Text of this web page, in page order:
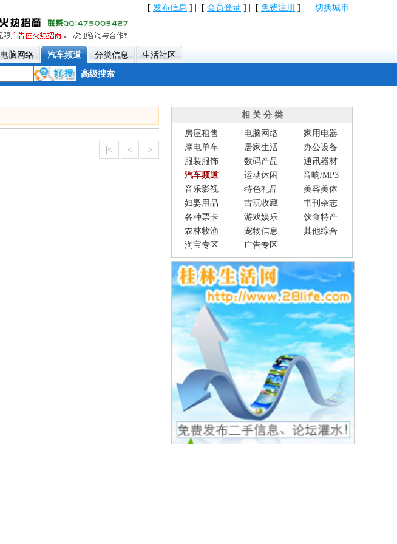
[ 发布信息 ] | [ 会员登录 ] | [ 免费注册 ] 切换城市
电脑网络 汽车频道 分类信息 生活社区
高级搜索
|< < >
相 关 分 类
房屋租售
电脑网络
家用电器
摩电单车
居家生活
办公设备
服装服饰
数码产品
通讯器材
汽车频道
运动休闲
音响/MP3
音乐影视
特色礼品
美容美体
妇婴用品
古玩收藏
书刊杂志
各种票卡
游戏娱乐
饮食特产
农林牧渔
宠物信息
其他综合
淘宝专区
广告专区